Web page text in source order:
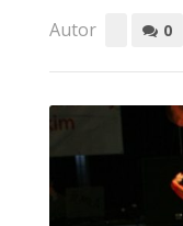
Autor 0